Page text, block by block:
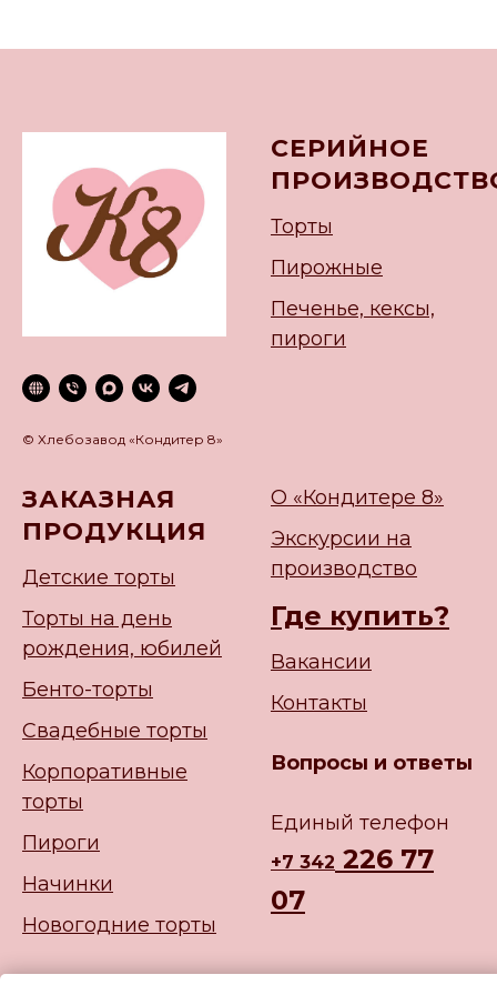
© Хлебозавод «Кондитер 8»
СЕРИЙНОЕ
Торты
Пирожные
Печенье, кексы,
пироги
ЗАКАЗНАЯ
ПРОДУКЦИЯ
Детские торты
Торты на день
рождения, юбилей
Бенто-торты
Свадебные торты
Корпоративные
торты
Пироги
Начинки
Новогодние торты
О «Кондитере 8»
Экскурсии на
производство
Где купить?
Вакансии
Контакты
Вопросы и ответы
Единый телефон
+7 342 226 77
07